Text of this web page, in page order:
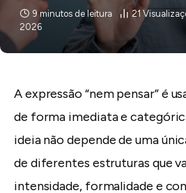
9 minutos de leitura 21
2026
A expressão “nem pensar” é
de forma imediata e
ideia não depende de uma
de diferentes estruturas que
intensidade, formalidade e